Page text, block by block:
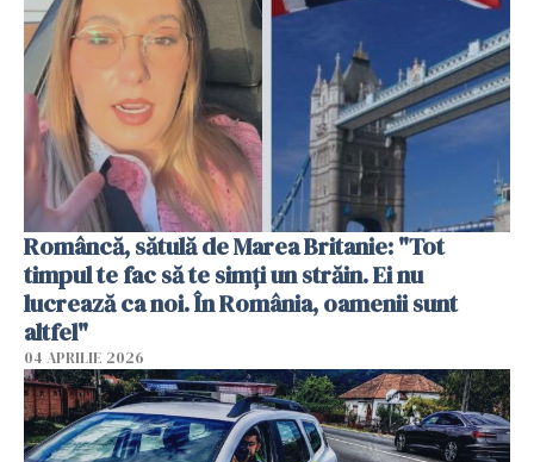
Româncă, sătulă de Marea Britanie: "Tot
timpul te fac să te simți un străin. Ei nu
lucrează ca noi. În România, oamenii sunt
altfel"
04 APRILIE 2026